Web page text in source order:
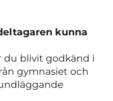
kunna
du blivit godkänd i
gymnasiet och